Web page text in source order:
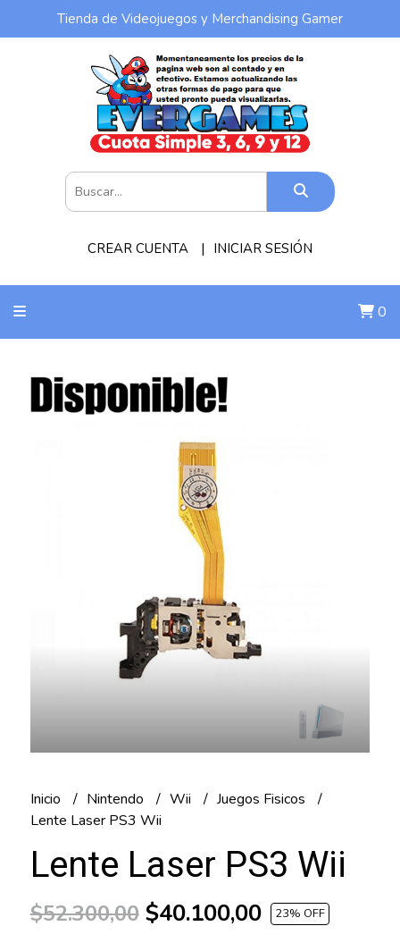
Tienda de Videojuegos y Merchandising Gamer
CREAR CUENTA INICIAR SESIÓN
0
Inicio Nintendo Wii
Juegos Fisicos
Lente Laser PS3 Wii
Lente Laser PS3 Wii
$52.300,00$40.100,00 23% OFF